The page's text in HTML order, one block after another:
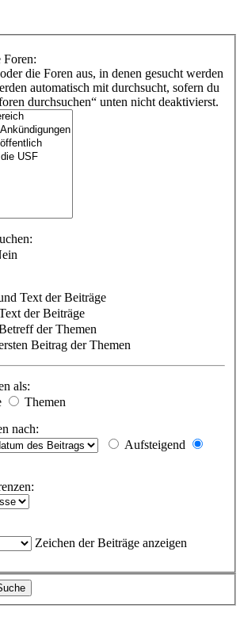
Foren:
die Foren aus, in denen gesucht werden
automatisch mit durchsucht, sofern du
durchsuchen“ unten nicht deaktivierst.
Text der Beiträge
der Beiträge
der Themen
Beitrag der Themen
als:
Themen
nach:
Aufsteigend
Zeichen der Beiträge anzeigen